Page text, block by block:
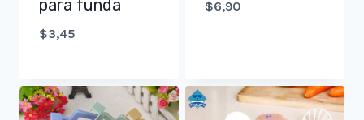
para funda
$3,45
$6,90